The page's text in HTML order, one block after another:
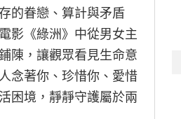
的眷戀、算計與矛盾
影《綠洲》中從男女主
陳，讓觀眾看見生命意
念著你、珍惜你、愛惜
困境，靜靜守護屬於兩